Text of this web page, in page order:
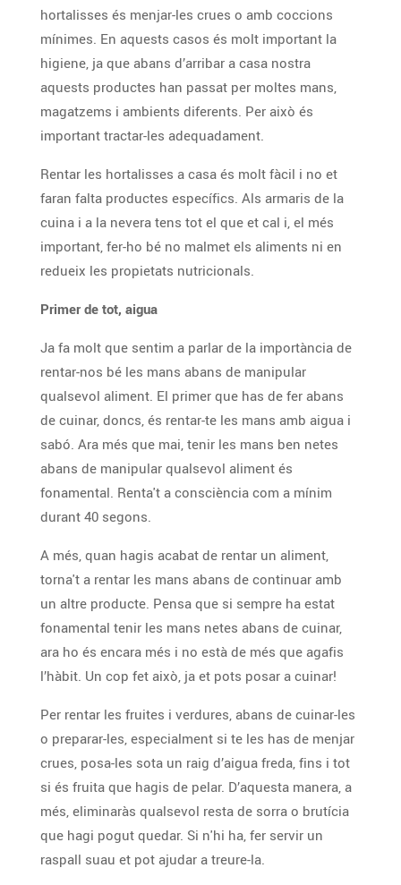
hortalisses és menjar-les crues o amb coccions
mínimes. En aquests casos és molt important la
higiene, ja que abans d’arribar a casa nostra
aquests productes han passat per moltes mans,
magatzems i ambients diferents. Per això és
important tractar-les adequadament.
Rentar les hortalisses a casa és molt fàcil i no et
faran falta productes específics. Als armaris de la
cuina i a la nevera tens tot el que et cal i, el més
important, fer-ho bé no malmet els aliments ni en
redueix les propietats nutricionals.
Primer de tot, aigua
Ja fa molt que sentim a parlar de la importància de
rentar-nos bé les mans abans de manipular
qualsevol aliment. El primer que has de fer abans
de cuinar, doncs, és rentar-te les mans amb aigua i
sabó. Ara més que mai, tenir les mans ben netes
abans de manipular qualsevol aliment és
fonamental. Renta't a consciència com a mínim
durant 40 segons.
A més, quan hagis acabat de rentar un aliment,
torna't a rentar les mans abans de continuar amb
un altre producte. Pensa que si sempre ha estat
fonamental tenir les mans netes abans de cuinar,
ara ho és encara més i no està de més que agafis
l’hàbit. Un cop fet això, ja et pots posar a cuinar!
Per rentar les fruites i verdures, abans de cuinar-les
o preparar-les, especialment si te les has de menjar
crues, posa-les sota un raig d’aigua freda, fins i tot
si és fruita que hagis de pelar. D’aquesta manera, a
més, eliminaràs qualsevol resta de sorra o brutícia
que hagi pogut quedar. Si n'hi ha, fer servir un
raspall suau et pot ajudar a treure-la.